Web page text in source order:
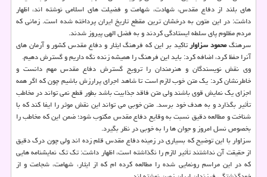
های بلند از دفاع مقدس، شهادت، شهامت و فضیلت های اسلامی نوشته اند، اظهار
داشت: در این متون به درخشان ترین مقطع تاریخ ایران پرداخته شده است. زمانی که
مردم مظلوم پای سلطه ایستادگی کردند و به فضل الهی پیروز شدند.
سرهنگمحمود سزاوارتاکید بر این که فرهنگ ایثار و دفاع مقدس کشور و آرمان های
آنرا حفظ کرد، اضافه کرد: باید این فرهنگ را همیشه زنده نگه داریم و گسترش دهیم.
وی نقش نویسندگان و هنرمندان را ترویج گسترش دفاع مقدس مهم دانست و
خاطرنشان کرد: یک متن خوب لازم است تا شاهد اجرای پرارزش باشیم چون که اگر همه
اجزای یک نمایش قوی باشند ولی متن فاقد جذابیت باشد بطور قطع نمی تواند در مخاطب
تأثیر بگذارد و به هدف خود برسد. متن خوبی می تواند این نقش موثر را ایفا کند که با
شناخت و مطالعه دقیق نسبت به وقایع دفاع مقدس مکتوب شود؛ ضمن این که مخاطب را
بخصوص نسل امروز و جوان ها را به خوبی در نظر بگیرد.
سزاوار با این توضیح که بسیاری در زمینه دفاع مقدس قلم زده اند ولی چون درک دقیق
از حقیقت آن نداشتند تأثیر لازم را نگذاشته است، اظهار داشت: تک تک نمایشنامه هایی
که در این مراسم رونمایی شده را مطالعه کرده ام که از ایثار، شهامت، شجاعت و از